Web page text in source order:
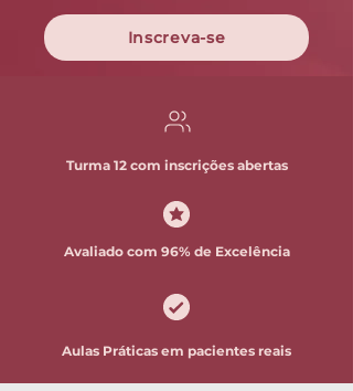
Inscreva-se
Turma 12 com inscrições abertas
Avaliado com 96% de Excelência
Aulas Práticas em pacientes reais